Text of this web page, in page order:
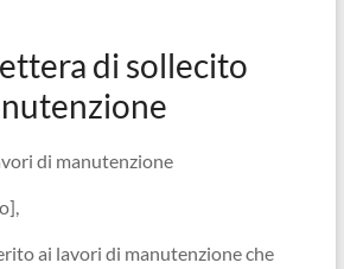
di sollecito
di manutenzione
ai lavori di manutenzione che